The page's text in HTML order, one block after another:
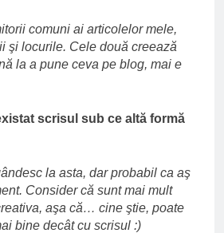
comuni ai articolelor mele,
şi locurile. Cele două creează
la a pune ceva pe blog, mai e
scrisul sub ce altă formă
la asta, dar probabil ca aş
Consider că sunt mai mult
aşa că… cine ştie, poate
bine decât cu scrisul :)